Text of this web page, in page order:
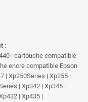
:
| cartouche compatible
encre compatible Epson
| Xp250Series | Xp255 |
| Xp342 | Xp345 |
| Xp435 |